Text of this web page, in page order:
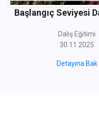
Başlangıç Seviyesi
Dalış Eğitimi
30.11.2025
Detayına Bak